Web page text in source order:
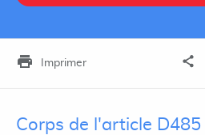
Imprimer
Corps de l'article D485